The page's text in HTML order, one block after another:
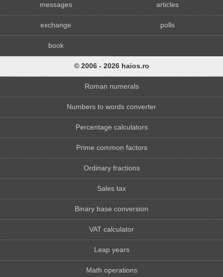
messages articles
exchange polls
book
© 2006 - 2026 haios.ro
Roman numerals
Numbers to words converter
Percentage calculators
Prime common factors
Ordinary fractions
Sales tax
Binary base conversion
VAT calculator
Leap years
Math operations